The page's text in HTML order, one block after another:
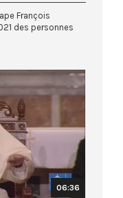
François
des personnes
06:36